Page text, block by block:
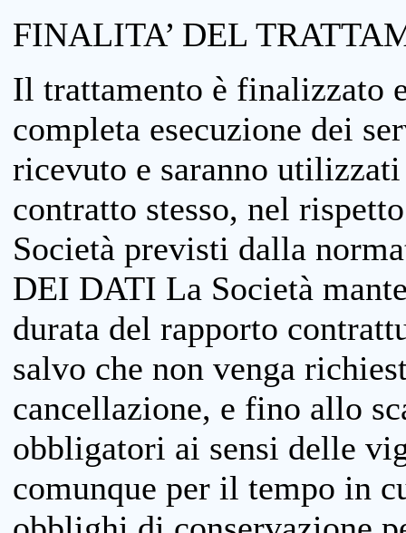
FINALITA’ DEL
Il trattamento è finalizzato
completa esecuzione dei
ricevuto e saranno
contratto stesso, nel
Società previsti dalla
DEI DATI La Società
durata del rapporto
salvo che non venga
cancellazione, e fino allo
obbligatori ai sensi delle
comunque per il tempo in